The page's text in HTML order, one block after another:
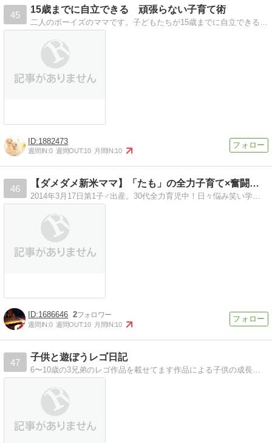
45
15歳までに自立できる 頑張らない子育て術
1882473
週間IN:0 週間OUT:10 月間IN:10
46
【ダメダメ新米ママ】「たも」の全力子育て×奮闘育児日記！
2014年3月17日第1子♂出産。30代全力育児中！日々悩み笑い学び！離乳食＊片乳母乳＊逆子治し方＊帝王切開手術＊入院退院＊産後ダイエット＊妊娠出産について！
1686646 2
週間IN:0 週間OUT:10 月間IN:10
47
子供と遊ぼうレゴ日記
6〜10歳の3兄弟のレゴ作品を載せてます作品による子供の成長記録。他にカプラやニューブロック、絵、工作などもあり。